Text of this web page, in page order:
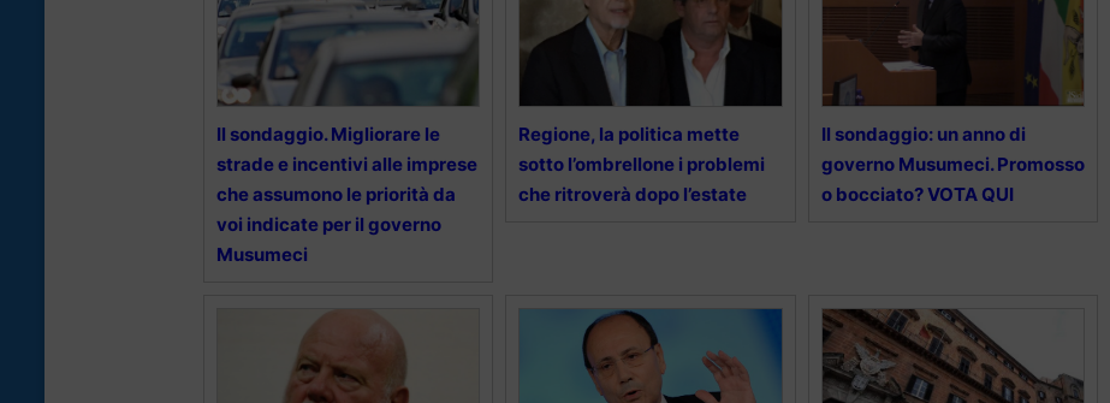
Il sondaggio. Migliorare le
strade e incentivi alle imprese
che assumono le priorità da
voi indicate per il governo
Musumeci
Regione, la politica mette
sotto l’ombrellone i problemi
che ritroverà dopo l’estate
Il sondaggio: un anno di
governo Musumeci. Promosso
o bocciato? VOTA QUI